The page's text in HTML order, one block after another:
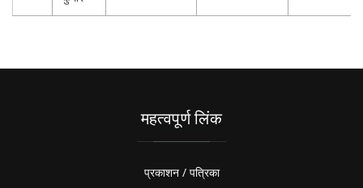
महत्वपूर्ण लिंक
प्रकाशन / पत्रिका